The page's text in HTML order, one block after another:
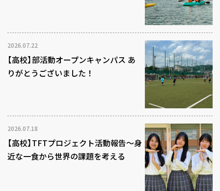
2026.07.22
【高校】部活動オープンキャンパス あ
りがとうございました！
2026.07.18
【高校】TFTプロジェクト活動報告～身
近な一食から世界の課題を考える